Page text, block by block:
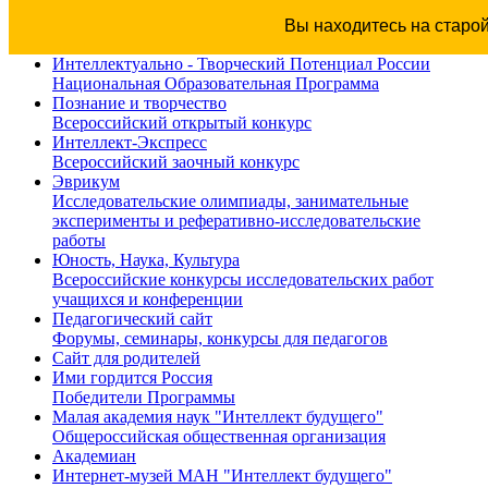
Вы находитесь на
Интеллектуально - Творческий Потенциал России
Национальная Образовательная Программа
Познание и творчество
Всероссийский открытый конкурс
Интеллект-Экспресс
Всероссийский заочный конкурс
Эврикум
Исследовательские олимпиады, занимательные
эксперименты и реферативно-исследовательские
работы
Юность, Наука, Культура
Всероссийские конкурсы исследовательских работ
учащихся и конференции
Педагогический сайт
Форумы, семинары, конкурсы для педагогов
Сайт для родителей
Ими гордится Россия
Победители Программы
Малая академия наук "Интеллект будущего"
Общероссийская общественная организация
Академиан
Интернет-музей МАН "Интеллект будущего"